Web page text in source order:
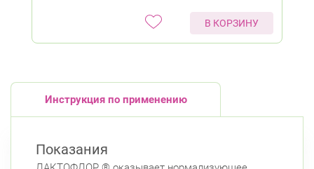
Чкаловский пр., д. 60 Круглосуточно
Чкаловская
Туристская ул., д.28 к.1
Беговая
В КОРЗИНУ
Инструкция по применению
Показания